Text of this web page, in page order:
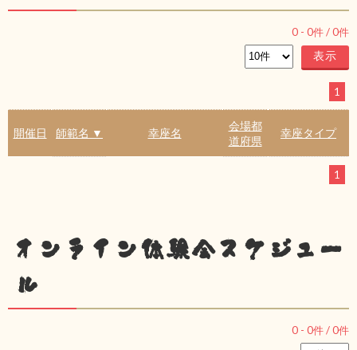
0 - 0件 /0件
1
開催日 師範名 ▼ 幸座名
会場都
道府県
幸座タイプ
1
オンライン体験会スケジュー
ル
0 - 0件 /0件